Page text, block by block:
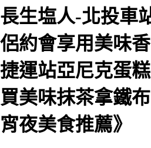
長生塩人-北投車
侶約會享用美味
捷運站亞尼克蛋
買美味抹茶拿鐵
宵夜美食推薦》